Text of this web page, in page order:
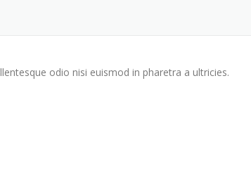
odio nisi euismod in pharetra a ultricies.